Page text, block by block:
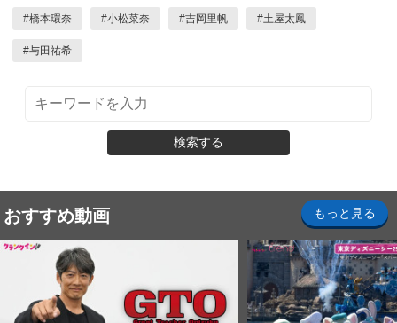
#橋本環奈 #小松菜奈 #吉岡里帆 #土屋太鳳
#与田祐希
検索する
おすすめ動画 もっと見る